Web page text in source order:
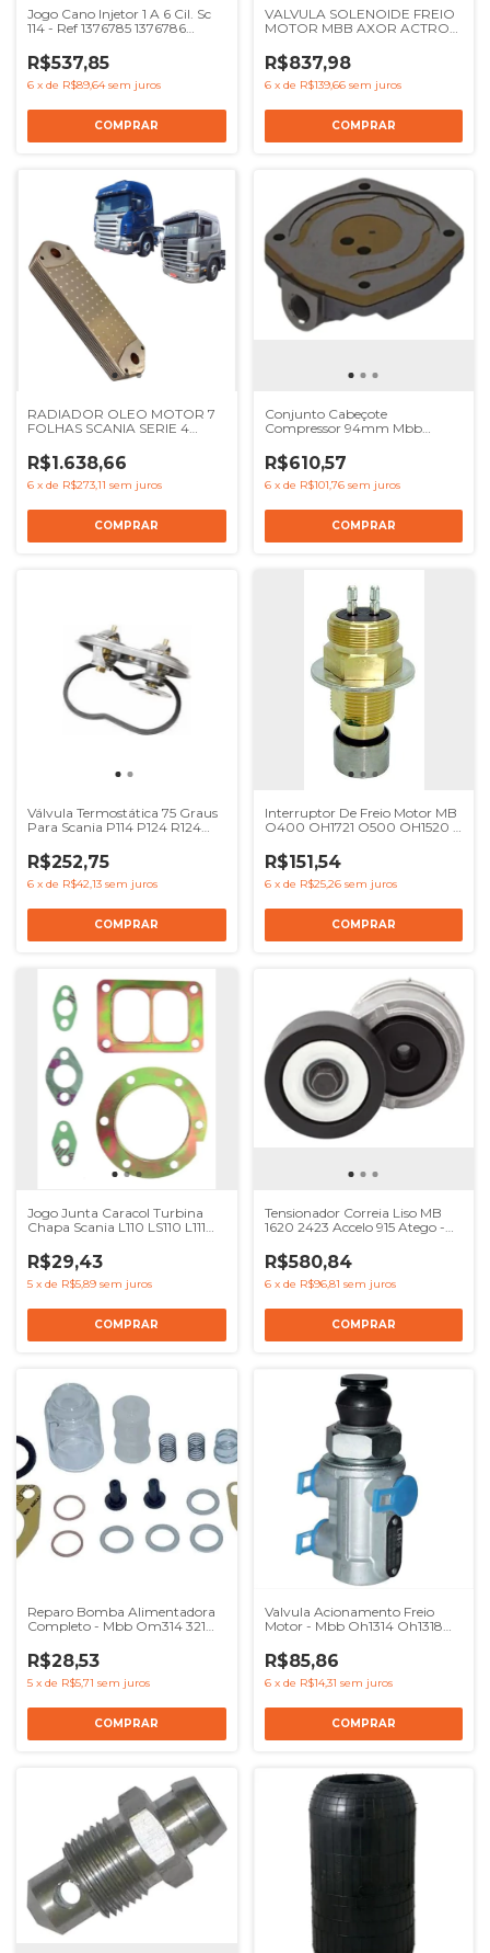
Jogo Cano Injetor 1 A 6 Cil. Sc
114 - Ref 1376785 1376786
1376790
R$537,85
6 x de R$89,64 sem juros
VALVULA SOLENOIDE FREIO
MOTOR MBB AXOR ACTROS
R$837,98
6 x de R$139,66 sem juros
RADIADOR OLEO MOTOR 7
FOLHAS SCANIA SERIE 4
1448933 1543688 1400861
R$1.638,66
6 x de R$273,11 sem juros
Conjunto Cabeçote
Compressor 94mm Mbb
KGM1294
R$610,57
6 x de R$101,76 sem juros
Válvula Termostática 75 Graus
Para Scania P114 P124 R124
R$252,75
6 x de R$42,13 sem juros
Interruptor De Freio Motor MB
O400 OH1721 O500 OH1520 -
R$151,54
6 x de R$25,26 sem juros
Jogo Junta Caracol Turbina
Chapa Scania L110 LS110 L111
149069X
R$29,43
5 x de R$5,89 sem juros
Tensionador Correia Liso MB
1620 2423 Accelo 915 Atego -
R$580,84
6 x de R$96,81 sem juros
Reparo Bomba Alimentadora
Completo - Mbb Om314 321
R$28,53
5 x de R$5,71 sem juros
Valvula Acionamento Freio
Motor - Mbb Oh1314 Oh1318
R$85,86
6 x de R$14,31 sem juros